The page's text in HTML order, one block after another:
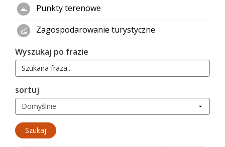
Punkty terenowe
Zagospodarowanie turystyczne
Wyszukaj po frazie
sortuj